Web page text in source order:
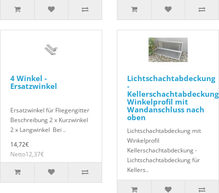
4 Winkel -
Ersatzwinkel
Ersatzwinkel für Fliegengitter
Beschreibung 2 x Kurzwinkel
2 x Langwinkel Bei ..
14,72€
Netto12,37€
Lichtschachtabdeckung
-
Kellerschachtabdeckung
Winkelprofil mit
Wandanschluss nach
oben
Lichtschachtabdeckung mit
Winkelprofil
Kellerschachtabdeckung -
Lichtschachtabdeckung für
Kellers..